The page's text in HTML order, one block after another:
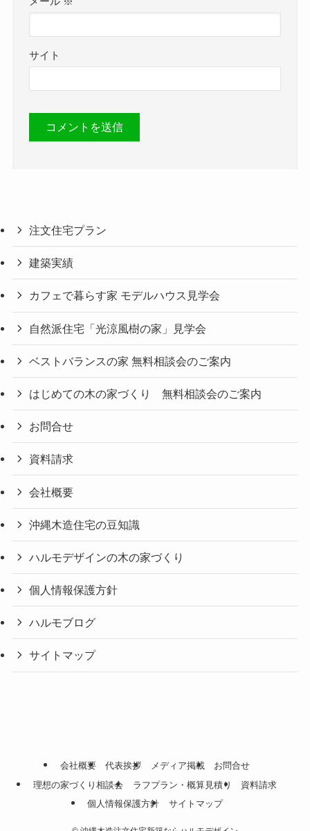
サイト
注文住宅プラン
建築実績
カフェで暮らす家 モデルハウス見学会
自然派住宅「光涼風樹の家」見学会
ベストバランスの家 無料相談会のご案内
はじめての木の家づくり 無料相談会のご案内
お問合せ
資料請求
会社概要
沖縄木造住宅の豆知識
ハルモデザインの木の家づくり
個人情報保護方針
ハルモブログ
サイトマップ
会社概要 代表挨拶 メディア掲載
お問合せ
理想の家づくり相談会
ラフプラン・概算見積り
資料請求
個人情報保護方針
サイトマップ